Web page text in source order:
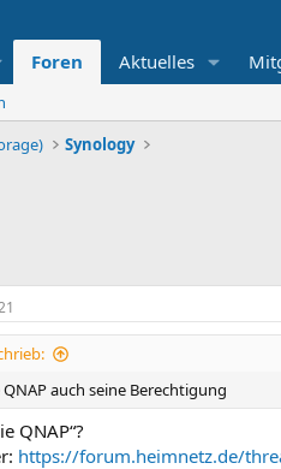
Foren Aktuelles
Synology
auch seine Berechtigung
QNAP“?
https://forum.heimnetz.de/